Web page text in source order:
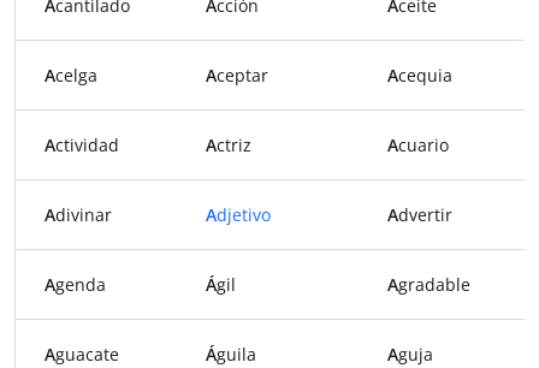
Acantilado Acción Aceite
Acelga Aceptar Acequia
Actividad Actriz Acuario
Adivinar Adjetivo Advertir
Agenda Ágil Agradable
Aguacate Águila Aguja